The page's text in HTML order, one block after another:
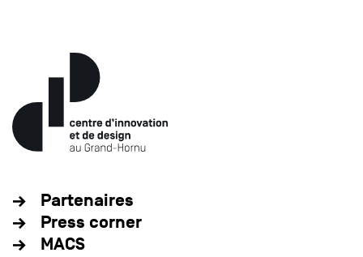
Partenaires
Press corner
MACS